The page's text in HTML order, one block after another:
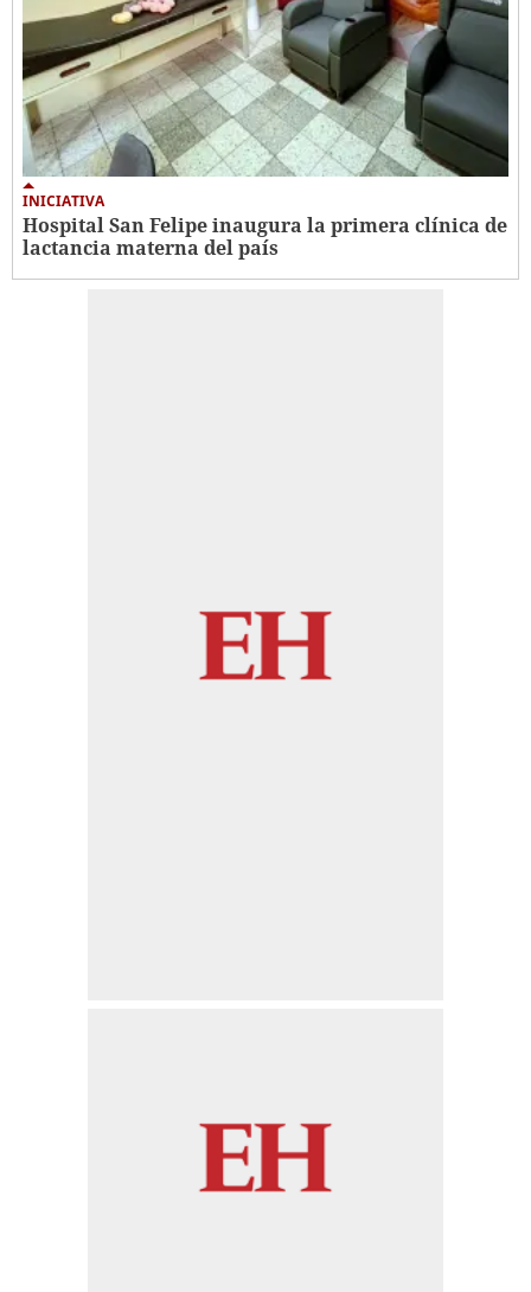
INICIATIVA
Hospital San Felipe inaugura la primera clínica de
lactancia materna del país